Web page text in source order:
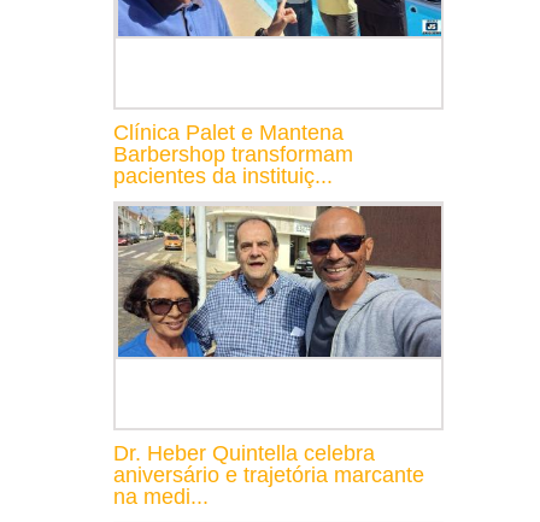
Clínica Palet e Mantena
Barbershop transformam
pacientes da instituiç...
Dr. Heber Quintella celebra
aniversário e trajetória marcante
na medi...